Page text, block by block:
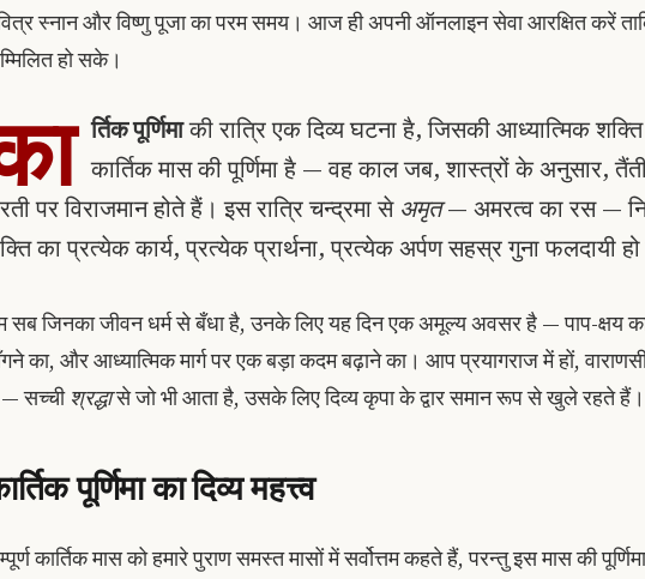
स्नान और विष्णु पूजा का परम समय। आज ही अपनी ऑनलाइन सेवा आरक्षित करें
हो सके।
र्तिक पूर्णिमाकी रात्रि एक दिव्य घटना है, जिसकी आध्यात्मिक
कार्तिक मास की पूर्णिमा है — वह काल जब, शास्त्रों के अनुसार,
पर विराजमान होते हैं। इस रात्रि चन्द्रमा से अमृत— अमरत्व का रस —
का प्रत्येक कार्य, प्रत्येक प्रार्थना, प्रत्येक अर्पण सहस्र गुना फलदायी
सब जिनका जीवन धर्म से बँधा है, उनके लिए यह दिन एक अमूल्य अवसर है — पाप-क्षय
का, और आध्यात्मिक मार्ग पर एक बड़ा कदम बढ़ाने का। आप प्रयागराज में हों, वाराणसी
सच्चीश्रद्धासे जो भी आता है, उसके लिए दिव्य कृपा के द्वार समान रूप से खुले रहते हैं।
पूर्णिमा का दिव्य महत्त्व
कार्तिक मास को हमारे पुराण समस्त मासों में सर्वोत्तम कहते हैं, परन्तु इस मास की